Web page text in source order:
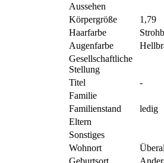
Aussehen
Körpergröße
1,79
Haarfarbe
Augenfarbe
Gesellschaftliche
Stellung
Titel
-
Familie
Familienstand
ledig
Eltern
Sonstiges
Wohnort
Geburtsort